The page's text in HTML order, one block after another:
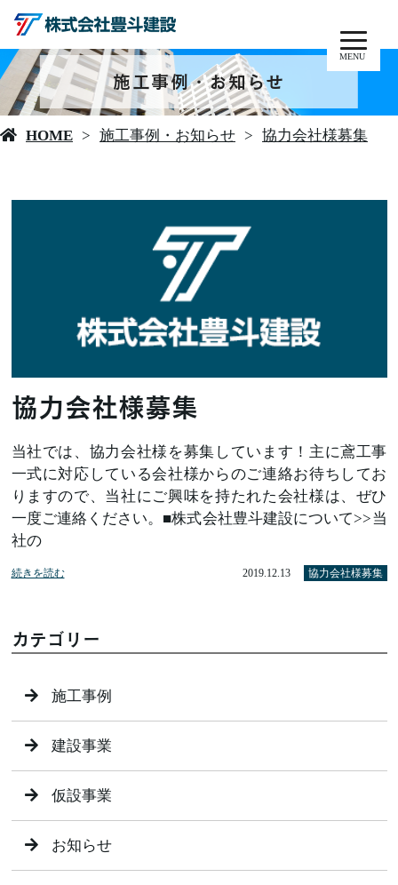
MENU
施工事例・お知らせ
HOME 施工事例・お知らせ 協力会社様募集
協力会社様募集
当社では、協力会社様を募集しています！主に鳶工事
一式に対応している会社様からのご連絡お待ちしてお
りますので、当社にご興味を持たれた会社様は、ぜひ
一度ご連絡ください。■株式会社豊斗建設について>>当
社の
続きを読む 2019.12.13 協力会社様募集
カテゴリー
施工事例
建設事業
仮設事業
お知らせ